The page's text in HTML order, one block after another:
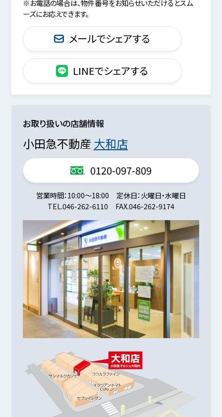
※お電話の場合は、物件番号をお知らせいただけるとスム
ーズにお応えできます。
メールでシェアする
LINEでシェアする
お取り扱いの店舗情報
小田急不動産 大和店
0120-097-809
営業時間 10:00～18:00 定休日 火曜日・水曜日
TEL.046-262-6110 FAX.046-262-9174